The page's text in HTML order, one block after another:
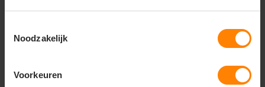
Noodzakelijk
Voorkeuren
Vragen? Neem contact